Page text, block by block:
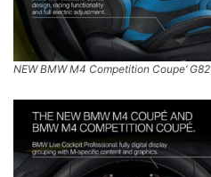
NEW BMW M4 Competition Coupe’ G82